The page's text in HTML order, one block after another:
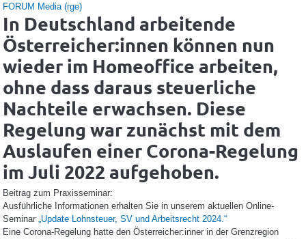
FORUM Media (rge)
In Deutschland arbeitende
Österreicher:innen können nun
wieder im Homeoffice arbeiten,
ohne dass daraus steuerliche
Nachteile erwachsen. Diese
Regelung war zunächst mit dem
Auslaufen einer Corona-Regelung
im Juli 2022 aufgehoben.
Beitrag zum Praxisseminar:
Ausführliche Informationen erhalten Sie in unserem aktuellen Online-
Seminar „Update Lohnsteuer, SV und Arbeitsrecht 2024.“
Eine Corona-Regelung hatte den Österreicher:inner in der Grenzregion